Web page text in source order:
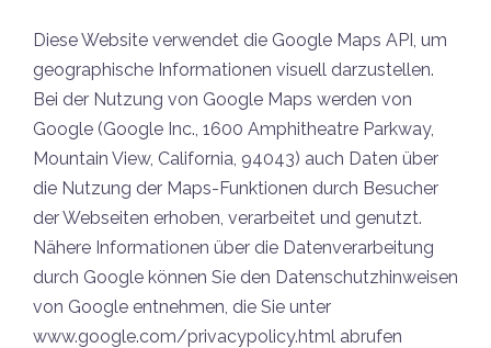
Diese Website verwendet die Google Maps API, um
geographische Informationen visuell darzustellen.
Bei der Nutzung von Google Maps werden von
Google (Google Inc., 1600 Amphitheatre Parkway,
Mountain View, California, 94043) auch Daten über
die Nutzung der Maps-Funktionen durch Besucher
der Webseiten erhoben, verarbeitet und genutzt.
Nähere Informationen über die Datenverarbeitung
durch Google können Sie den Datenschutzhinweisen
von Google entnehmen, die Sie unter
www.google.com/privacypolicy.html abrufen